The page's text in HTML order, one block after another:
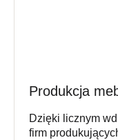
Produkcja
Dzięki licznym
firm